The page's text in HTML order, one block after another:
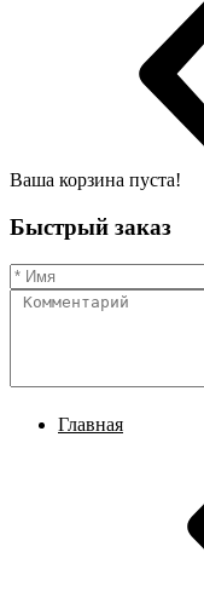
Ваша корзина пуста!
Быстрый заказ
Главная